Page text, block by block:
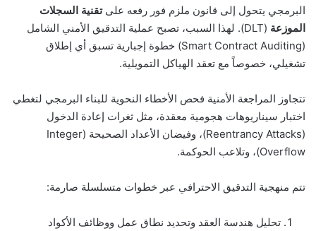
البرمجي يتحول إلى قانون ملزم فور رفعه علىتقنية السجلات
الموزعة
(DLT). لهذا السبب، تصبح عملية التدقيق الأمني الشامل
(Smart Contract Auditing) خطوة إجبارية تسبق أي إطلاق
تشغيلي، خصوصاً مع تعقد الهياكل التمويلية.
تتجاوز المراجعة الأمنية فحص الأخطاء النحوية للبناء البرمجي لتغطي
اختبار سيناريوهات هجومية معقدة، مثل ثغرات إعادة الدخول
(Reentrancy Attacks)، وفيضان الأعداد الصحيحة (Integer
Overflow)، وتلاعب الحوكمة.
تتم منهجية التدقيق الاحترافي عبر خطوات متسلسلة صارمة:
تحليل هندسة العقد وتحديد نطاق عمل ووظائف الأكواد